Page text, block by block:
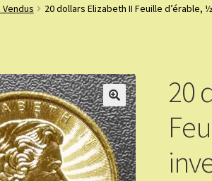
20 dollars Elizabeth II Feuille d’érable,
20